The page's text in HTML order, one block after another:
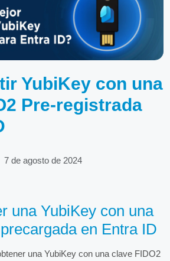
YubiKey con una
Pre-registrada
7 de agosto de 2024
una YubiKey con una
en Entra ID
una YubiKey con una clave FIDO2